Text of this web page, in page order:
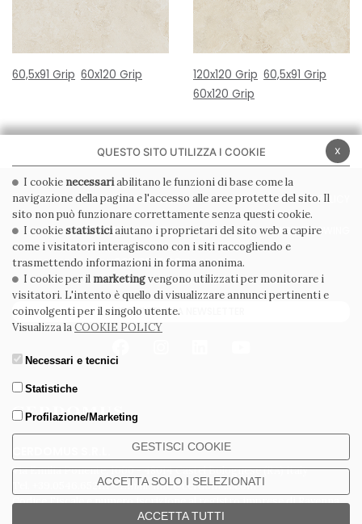
60,5x91 Grip 60x120 Grip 120x120 Grip 60,5x91 Grip
60x120 Grip
Via Emilia Ponente, 1000 - 48014 Castel Bolognese (RA) Italy
Tel. +39.0546.652111 - Email: info@cerdomus.com
Codice Fiscale e numero iscrizione al registro imprese di Ravenna
02620780391 - REA RA 217992 - Capitale Sociale Euro 20.000.000 i.v.
PRIVACY POLICY COOKIE POLICY
CONDIZIONI GENERALI WHISTLEBLOWING
CODICE ETICO
ISCRIVITI ALLA NEWSLETTER
x
QUESTO SITO UTILIZZA I COOKIE
I cookie necessariabilitano le funzioni di base come la
navigazione della pagina e l'accesso alle aree protette del sito. Il
sito non può funzionare correttamente senza questi cookie.
I cookiestatisticiaiutano i proprietari del sito web a capire
come i visitatori interagiscono con i siti raccogliendo e
trasmettendo informazioni in forma anonima.
I cookie per il marketingvengono utilizzati per monitorare i
visitatori. L'intento è quello di visualizzare annunci pertinenti e
coinvolgenti per il singolo utente.
Visualizza laCOOKIE POLICY
Necessari e tecnici
Statistiche
Profilazione/Marketing
GESTISCI COOKIE
ACCETTA SOLO I SELEZIONATI
ACCETTA TUTTI